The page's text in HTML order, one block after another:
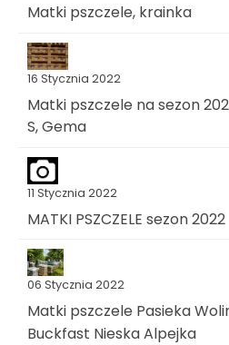
Matki pszczele, krainka
16 Stycznia 2022
Matki pszczele na sezon
S, Gema
11 Stycznia 2022
MATKI PSZCZELE sezon 2022
06 Stycznia 2022
Matki pszczele Pasieka
Buckfast Nieska Alpejka